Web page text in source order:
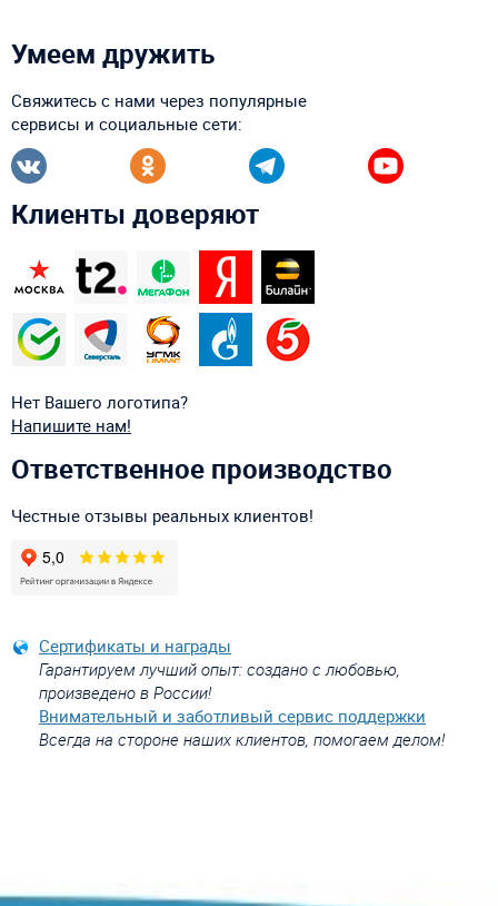
Умеем дружить
Свяжитесь с нами через популярные
сервисы и социальные сети:
Клиенты доверяют
Нет Вашего логотипа?
Напишите нам!
Ответственное производство
Честные отзывы реальных клиентов!
Сертификаты и награды
Гарантируем лучший опыт: создано с любовью,
произведено в России!
Внимательный и заботливый сервис поддержки
Всегда на стороне наших клиентов, помогаем делом!